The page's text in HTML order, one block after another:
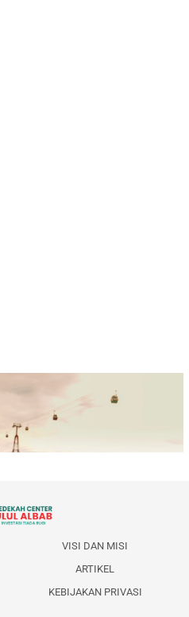
VISI DAN MISI
ARTIKEL
KEBIJAKAN PRIVASI